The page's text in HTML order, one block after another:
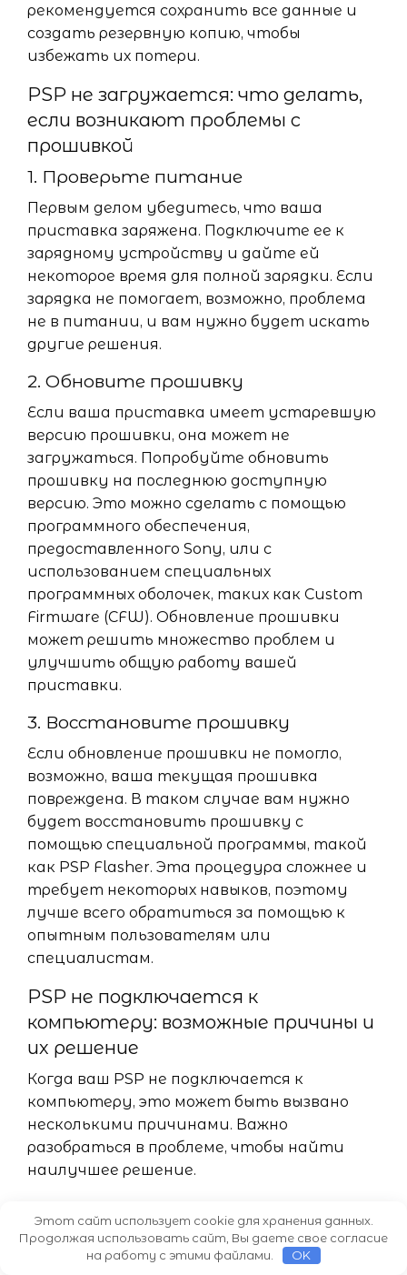
рекомендуется сохранить все данные и
создать резервную копию, чтобы
избежать их потери.
PSP не загружается: что делать,
если возникают проблемы с
прошивкой
1. Проверьте питание
Первым делом убедитесь, что ваша
приставка заряжена. Подключите ее к
зарядному устройству и дайте ей
некоторое время для полной зарядки. Если
зарядка не помогает, возможно, проблема
не в питании, и вам нужно будет искать
другие решения.
2. Обновите прошивку
Если ваша приставка имеет устаревшую
версию прошивки, она может не
загружаться. Попробуйте обновить
прошивку на последнюю доступную
версию. Это можно сделать с помощью
программного обеспечения,
предоставленного Sony, или с
использованием специальных
программных оболочек, таких как Custom
Firmware (CFW). Обновление прошивки
может решить множество проблем и
улучшить общую работу вашей
приставки.
3. Восстановите прошивку
Если обновление прошивки не помогло,
возможно, ваша текущая прошивка
повреждена. В таком случае вам нужно
будет восстановить прошивку с
помощью специальной программы, такой
как PSP Flasher. Эта процедура сложнее и
требует некоторых навыков, поэтому
лучше всего обратиться за помощью к
опытным пользователям или
специалистам.
PSP не подключается к
компьютеру: возможные причины и
их решение
Когда ваш PSP не подключается к
компьютеру, это может быть вызвано
несколькими причинами. Важно
разобраться в проблеме, чтобы найти
наилучшее решение.
почему PSP может не подключаться к
компьютеру, а также способы их
Этот сайт использует cookie для хранения данных.
Продолжая использовать сайт, Вы даете свое согласие
на работу с этими файлами.
OK